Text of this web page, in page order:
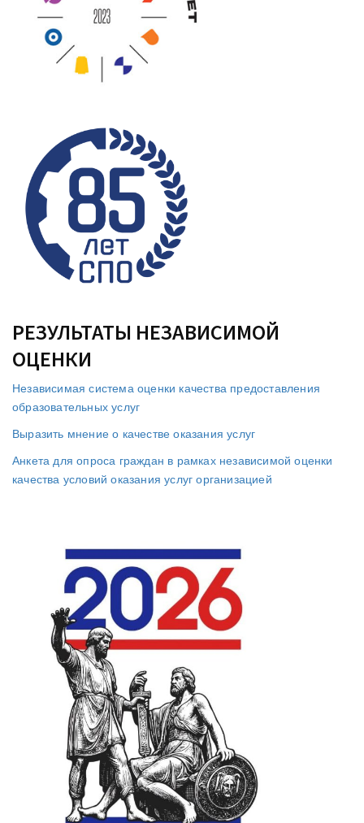
РЕЗУЛЬТАТЫ НЕЗАВИСИМОЙ
ОЦЕНКИ
Независимая система оценки качества предоставления
образовательных услуг
Выразить мнение о качестве оказания услуг
Анкета для опроса граждан в рамках независимой оценки
качества условий оказания услуг организацией